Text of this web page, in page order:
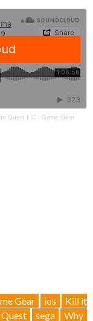
Quest | IC : Game Gear
Gear ios
Kill it
sega Why